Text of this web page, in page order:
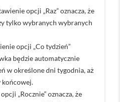
opcji „Raz” oznacza, że
tylko wybranych wybranych
opcji „Co tydzień”
będzie automatycznie
w określone dni tygodnia, aż
końcowej.
„Rocznie” oznacza, że